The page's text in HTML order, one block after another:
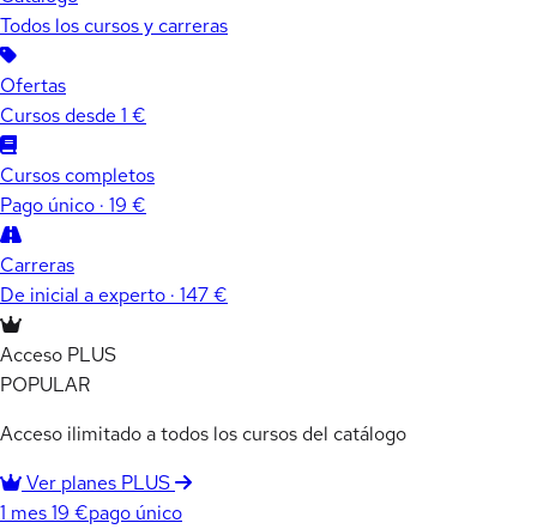
Todos los cursos y carreras
Ofertas
Cursos desde 1 €
Cursos completos
Pago único · 19 €
Carreras
De inicial a experto · 147 €
Acceso PLUS
POPULAR
Acceso ilimitado a todos los cursos del catálogo
Ver planes PLUS
1 mes19 €pago único